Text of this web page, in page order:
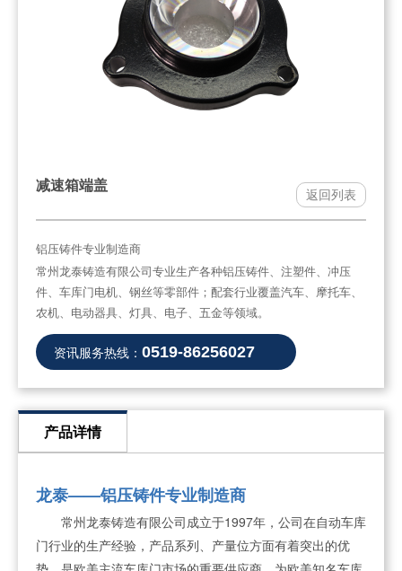
减速箱端盖
返回列表
铝压铸件专业制造商
常州龙泰铸造有限公司专业生产各种铝压铸件、注塑件、冲压
件、车库门电机、钢丝等零部件；配套行业覆盖汽车、摩托车、
农机、电动器具、灯具、电子、五金等领域。
资讯服务热线： 0519-86256027
产品详情
龙泰——铝压铸件专业制造商
常州龙泰铸造有限公司成立于1997年，公司在自动车库
门行业的生产经验，产品系列、产量位方面有着突出的优